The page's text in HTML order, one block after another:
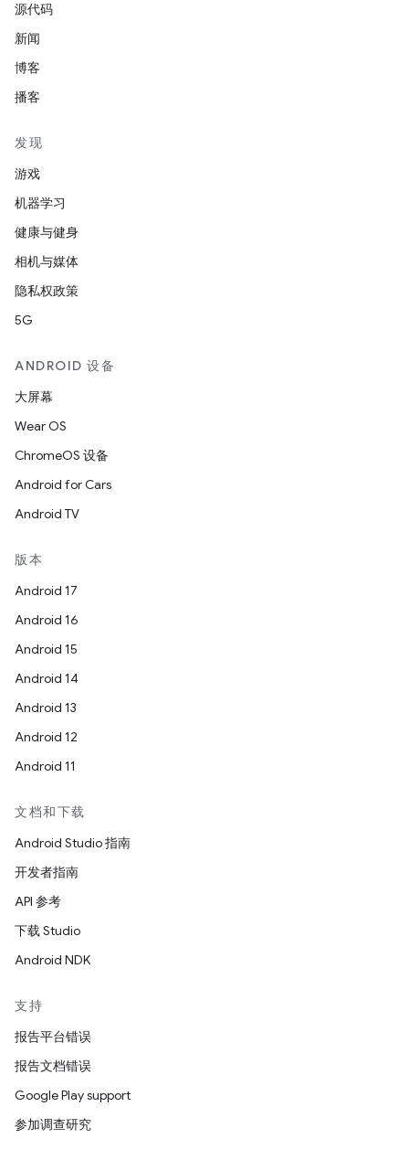
源代码
新闻
博客
播客
发现
游戏
机器学习
健康与健身
相机与媒体
隐私权政策
5G
ANDROID 设备
大屏幕
Wear OS
ChromeOS 设备
Android for Cars
Android TV
版本
Android 17
Android 16
Android 15
Android 14
Android 13
Android 12
Android 11
文档和下载
Android Studio 指南
开发者指南
API 参考
下载 Studio
Android NDK
支持
报告平台错误
报告文档错误
Google Play support
参加调查研究